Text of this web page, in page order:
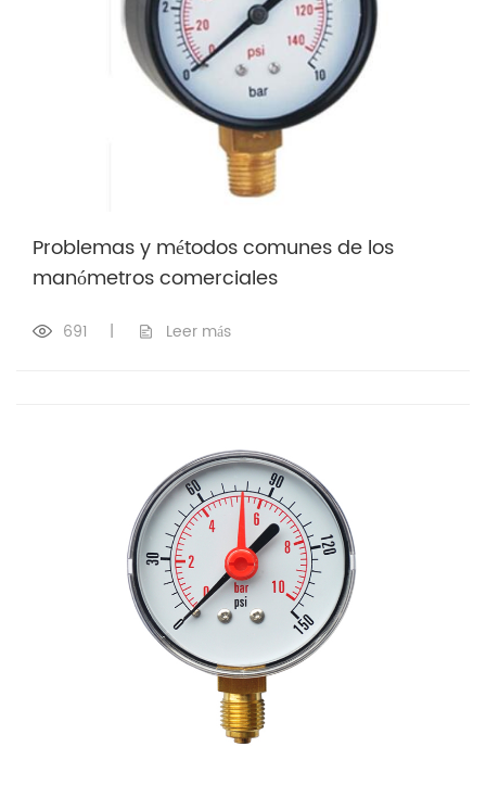
Problemas y métodos comunes de los
manómetros comerciales
691 | Leer más